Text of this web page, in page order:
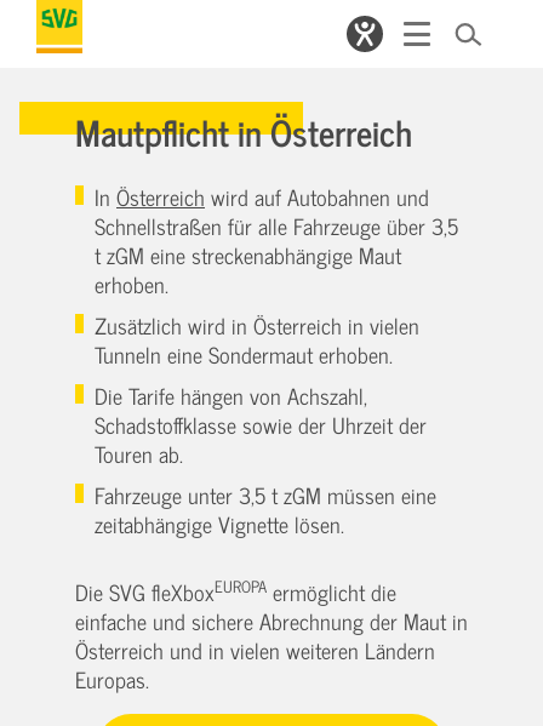
Mautpflicht in Österreich
In Österreich wird auf Autobahnen und
Schnellstraßen für alle Fahrzeuge über 3,5
t zGM eine streckenabhängige Maut
erhoben.
Zusätzlich wird in Österreich in vielen
Tunneln eine Sondermaut erhoben.
Die Tarife hängen von Achszahl,
Schadstoffklasse sowie der Uhrzeit der
Touren ab.
Fahrzeuge unter 3,5 t zGM müssen eine
zeitabhängige Vignette lösen.
Die SVG fleXboxEUROPA ermöglicht die
einfache und sichere Abrechnung der Maut in
Österreich und in vielen weiteren Ländern
Europas.